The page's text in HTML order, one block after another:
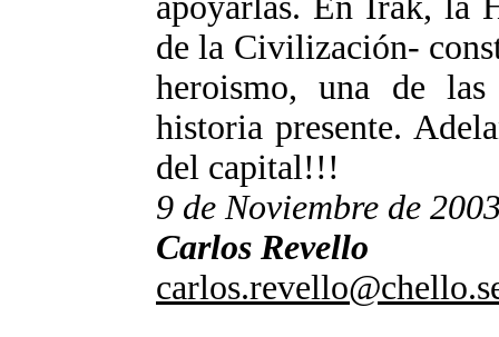
de la Civilización-
heroismo, una de
historia presente.
del capital!!!
9 de Noviembre de
Carlos Revello